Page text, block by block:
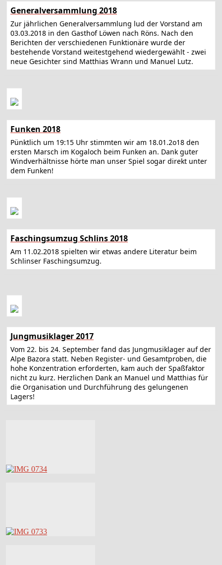
Generalversammlung 2018
Zur jährlichen Generalversammlung lud der Vorstand am
03.03.2018 in den Gasthof Löwen nach Röns. Nach den
Berichten der verschiedenen Funktionäre wurde der
bestehende Vorstand weitestgehend wiedergewählt - zwei
neue Gesichter sind Matthias Wrann und Manuel Lutz.
Funken 2018
Pünktlich um 19:15 Uhr stimmten wir am 18.01.2o18 den
ersten Marsch im Kogaloch beim Funken an. Dank guter
Windverhältnisse hörte man unser Spiel sogar direkt unter
dem Funken!
Faschingsumzug Schlins 2018
Am 11.02.2018 spielten wir etwas andere Literatur beim
Schlinser Faschingsumzug.
Jungmusiklager 2017
Vom 22. bis 24. September fand das Jungmusiklager auf der
Alpe Bazora statt. Neben Register- und Gesamtproben, die
hohe Konzentration erforderten, kam auch der Spaßfaktor
nicht zu kurz. Herzlichen Dank an Manuel und Matthias für
die Organisation und Durchführung des gelungenen
Lagers!